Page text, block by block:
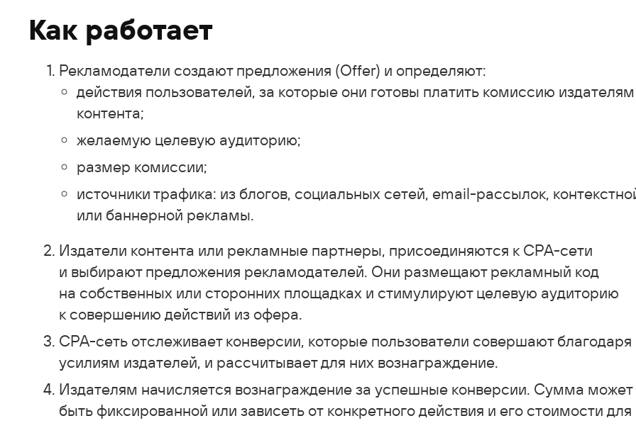
Как работает
Рекламодатели создают предложения (Offer) и определяют:
действия пользователей, за которые они готовы платить комиссию издателям
контента;
желаемую целевую аудиторию;
размер комиссии;
источники трафика: из блогов, социальных сетей, email-рассылок,
или баннерной рекламы.
Издатели контента или рекламные партнеры, присоединяются к CPA-сети
и выбирают предложения рекламодателей. Они размещают рекламный код
на собственных или сторонних площадках и стимулируют целевую аудиторию
к совершению действий из офера.
CPA-сеть отслеживает конверсии, которые пользователи совершают благодаря
усилиям издателей, и рассчитывает для них вознаграждение.
Издателям начисляется вознаграждение за успешные конверсии. Сумма может
быть фиксированной или зависеть от конкретного действия и его стоимости для